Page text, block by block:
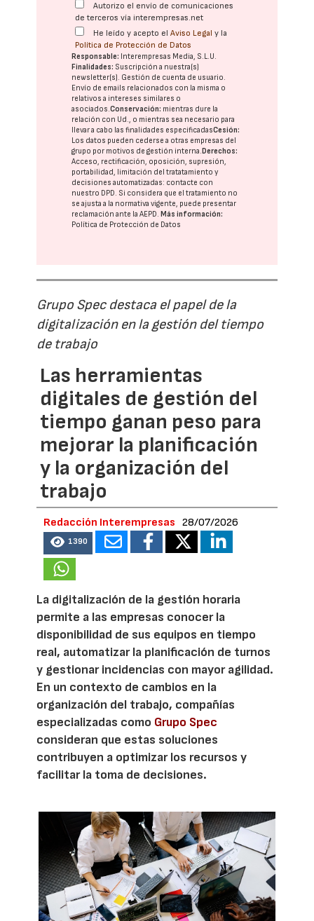
Autorizo el envío de comunicaciones
de terceros vía interempresas.net
He leído y acepto elAviso Legal y la
Política de Protección de Datos
Responsable: Interempresas Media, S.L.U.
Finalidades: Suscripción a nuestra(s)
newsletter(s). Gestión de cuenta de usuario.
Envío de emails relacionados con la misma o
relativos a intereses similares o
asociados.Conservación: mientras dure la
relación con Ud., o mientras sea necesario para
llevar a cabo las finalidades especificadasCesión:
Los datos pueden cederse a otras empresas del
grupo por motivos de gestión interna. Derechos:
Acceso, rectificación, oposición, supresión,
portabilidad, limitación del tratatamiento y
decisiones automatizadas: contacte con
nuestro DPD. Si considera que el tratamiento no
se ajusta a la normativa vigente, puede presentar
reclamación ante laAEPD. Más información:
Política de Protección de Datos
Grupo Spec destaca el papel de la
digitalización en la gestión del tiempo
de trabajo
Las herramientas
digitales de gestión del
tiempo ganan peso para
mejorar la planificación
y la organización del
trabajo
Redacción Interempresas 28/07/2026
1390
La digitalización de la gestión horaria
permite a las empresas conocer la
disponibilidad de sus equipos en tiempo
real, automatizar la planificación de turnos
y gestionar incidencias con mayor agilidad.
En un contexto de cambios en la
organización del trabajo, compañías
especializadas como Grupo Spec
consideran que estas soluciones
contribuyen a optimizar los recursos y
facilitar la toma de decisiones.